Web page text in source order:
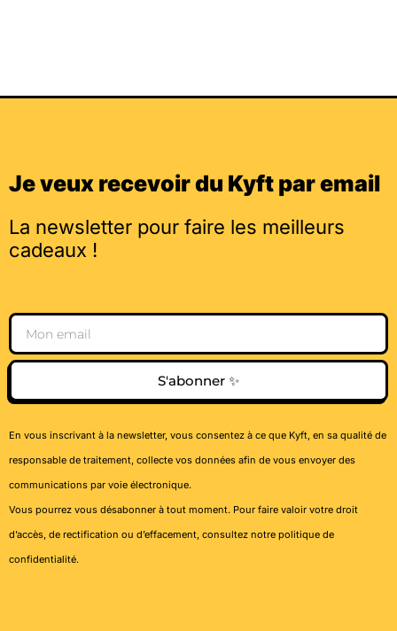
Je veux recevoir du Kyft par email
La newsletter pour faire les meilleurs
cadeaux !
Email
S'abonner ✨
En vous inscrivant à la newsletter, vous consentez à ce que Kyft, en sa qualité de
responsable de traitement, collecte vos données afin de vous envoyer des
communications par voie électronique.
Vous pourrez vous désabonner à tout moment. Pour faire valoir votre droit
d’accès, de rectification ou d’effacement, consultez notre politique de
confidentialité.